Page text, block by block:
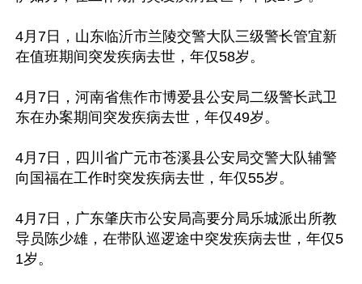
4月7日，山东临沂市兰陵交警大队三级警长管宜新
在值班期间突发疾病去世，年仅58岁。
4月7日，河南省焦作市博爱县公安局二级警长武卫
东在办案期间突发疾病去世，年仅49岁。
4月7日，四川省广元市苍溪县公安局交警大队辅警
向国福在工作时突发疾病去世，年仅55岁。
4月7日，广东肇庆市公安局高要分局乐城派出所教
导员陈少雄，在带队巡逻途中突发疾病去世，年仅5
1岁。